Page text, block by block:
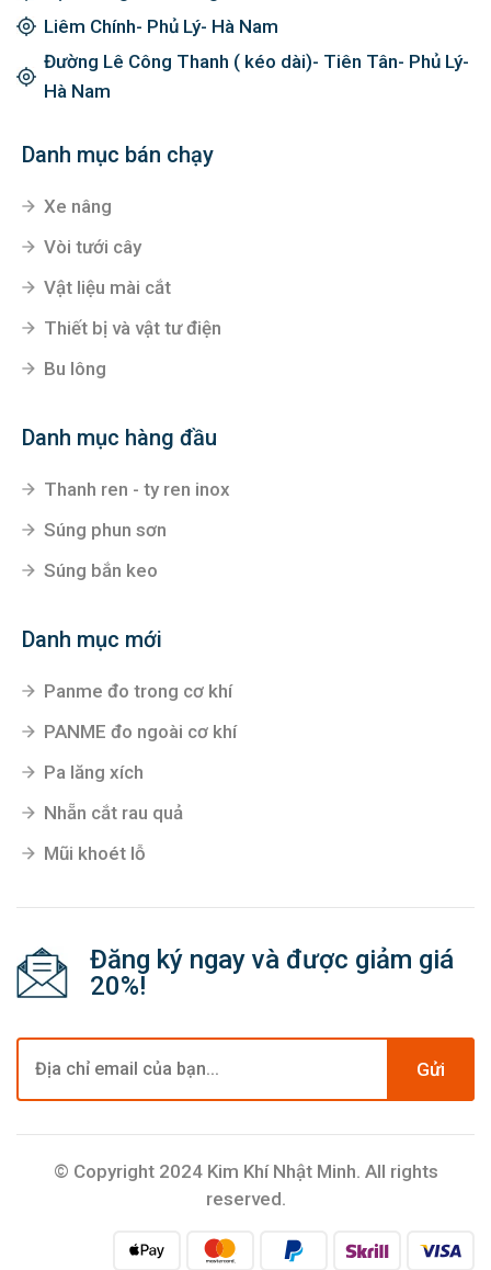
Liêm Chính- Phủ Lý- Hà Nam
Đường Lê Công Thanh ( kéo dài)- Tiên Tân- Phủ Lý-
Hà Nam
Danh mục bán chạy
Xe nâng
Vòi tưới cây
Vật liệu mài cắt
Thiết bị và vật tư điện
Bu lông
Danh mục hàng đầu
Thanh ren - ty ren inox
Súng phun sơn
Súng bắn keo
Danh mục mới
Panme đo trong cơ khí
PANME đo ngoài cơ khí
Pa lăng xích
Nhẵn cắt rau quả
Mũi khoét lỗ
Đăng ký ngay và được giảm giá
20%!
Gửi
© Copyright 2024 Kim Khí Nhật Minh. All rights
reserved.